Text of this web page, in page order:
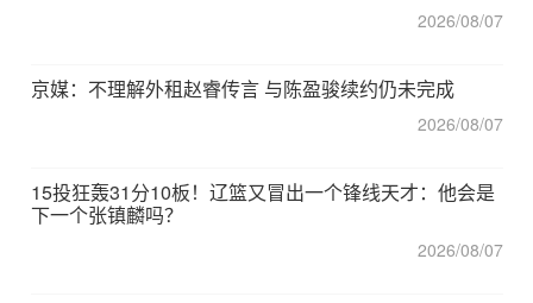
2026/08/07
京媒：不理解外租赵睿传言 与陈盈骏续约仍未完成
2026/08/07
15投狂轰31分10板！辽篮又冒出一个锋线天才：他会是
下一个张镇麟吗？
2026/08/07